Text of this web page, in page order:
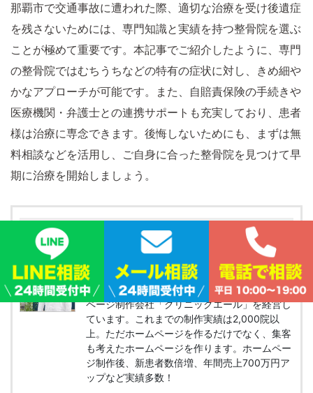
那覇市で交通事故に遭われた際、適切な治療を受け後遺症
を残さないためには、専門知識と実績を持つ整骨院を選ぶ
ことが極めて重要です。本記事でご紹介したように、専門
の整骨院ではむちうちなどの特有の症状に対し、きめ細や
かなアプローチが可能です。また、自賠責保険の手続きや
医療機関・弁護士との連携サポートも充実しており、患者
様は治療に専念できます。後悔しないためにも、まずは無
料相談などを活用し、ご自身に合った整骨院を見つけて早
期に治療を開始しましょう。
この記事を書いた人
篠木 雄大
整骨院・接骨院・整体院・治療院専門のホーム
ページ制作会社「クリニックエール」を経営し
ています。これまでの制作実績は2,000院以
上。ただホームページを作るだけでなく、集客
も考えたホームページを作ります。ホームペー
ジ制作後、新患者数倍増、年間売上700万円ア
ップなど実績多数！